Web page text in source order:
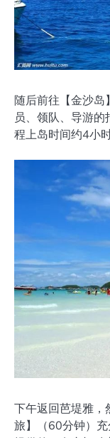
随后前往【金沙岛
员、领队、导游
程上岛时间约4小时
下午返回芭堤雅，
旅】（60分钟）